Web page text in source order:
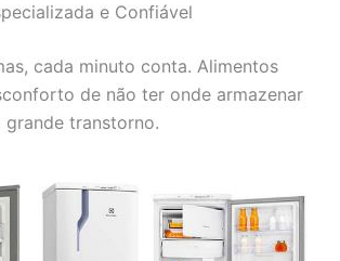
e Confiável
cada minuto conta. Alimentos
de não ter onde armazenar
transtorno.